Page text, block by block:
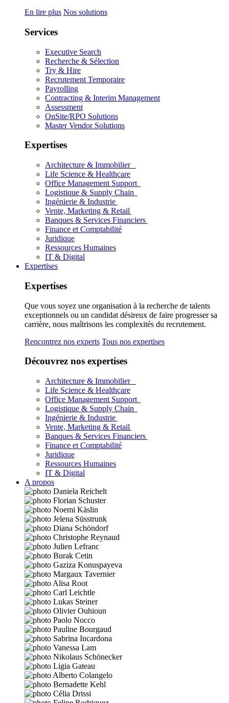
En lire plus Nos solutions
Services
Executive Search
Recherche & Sélection
Try & Hire
Recrutement Temporaire
Payrolling
Contracting & Interim Management
Assessment
OnSite/RPO Solutions
Master Vendor Solutions
Expertises
Architecture & Immobilier
Life Science & Healthcare
Office Management Support
Logistique & Supply Chain
Ingénierie & Industrie
Vente, Marketing & Retail
Banques & Services Financiers
Finance et Comptabilité
Juridique
Ressources Humaines
IT & Digital
Expertises
Expertises
Que vous soyez une organisation à la recherche de talents
exceptionnels ou un candidat désireux de faire progresser sa
carrière, nous maîtrisons les complexités du recrutement.
Rencontrez nos experts Tous nos expertises
Découvrez nos expertises
Architecture & Immobilier
Life Science & Healthcare
Office Management Support
Logistique & Supply Chain
Ingénierie & Industrie
Vente, Marketing & Retail
Banques & Services Financiers
Finance et Comptabilité
Juridique
Ressources Humaines
IT & Digital
A propos